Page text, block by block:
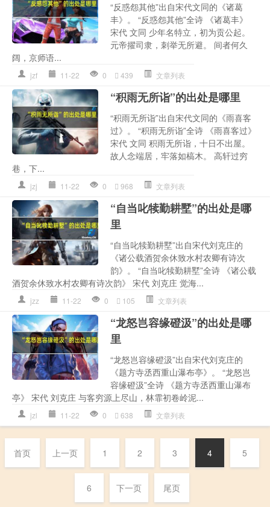
“反惑怨其他”出自宋代文同的《诸葛
丰》。 “反惑怨其他”全诗 《诸葛丰》
宋代 文同 少年名特立，初为贡公起。
元帝擢司隶，刺举无所避。 间者何久
阔，京师语...
jzf 11-22 0 439 文章列表
“积雨无所诣”的出处是哪里
“积雨无所诣”出自宋代文同的《雨喜客
过》。 “积雨无所诣”全诗 《雨喜客过》
宋代 文同 积雨无所诣，十日不出屋。
故人念端居，牢落如槁木。 高轩过穷
巷，下...
jzj 11-22 0 968 文章列表
“自当叱犊勤耕墅”的出处是哪
里
“自当叱犊勤耕墅”出自宋代刘克庄的
《诸公载酒贺余休致水村农卿有诗次
韵》。 “自当叱犊勤耕墅”全诗 《诸公载
酒贺余休致水村农卿有诗次韵》 宋代 刘克庄 觉海...
jzz 11-22 0 105 文章列表
“龙怒岂容缘磴汲”的出处是哪
里
“龙怒岂容缘磴汲”出自宋代刘克庄的
《题方寺丞西重山瀑布亭》。 “龙怒岂
容缘磴汲”全诗 《题方寺丞西重山瀑布
亭》 宋代 刘克庄 与客穷源上尽山，林霏初卷岭泥...
jzl 11-22 0 638 文章列表
首页 上一页 1 2 3 4 5
6 下一页 尾页